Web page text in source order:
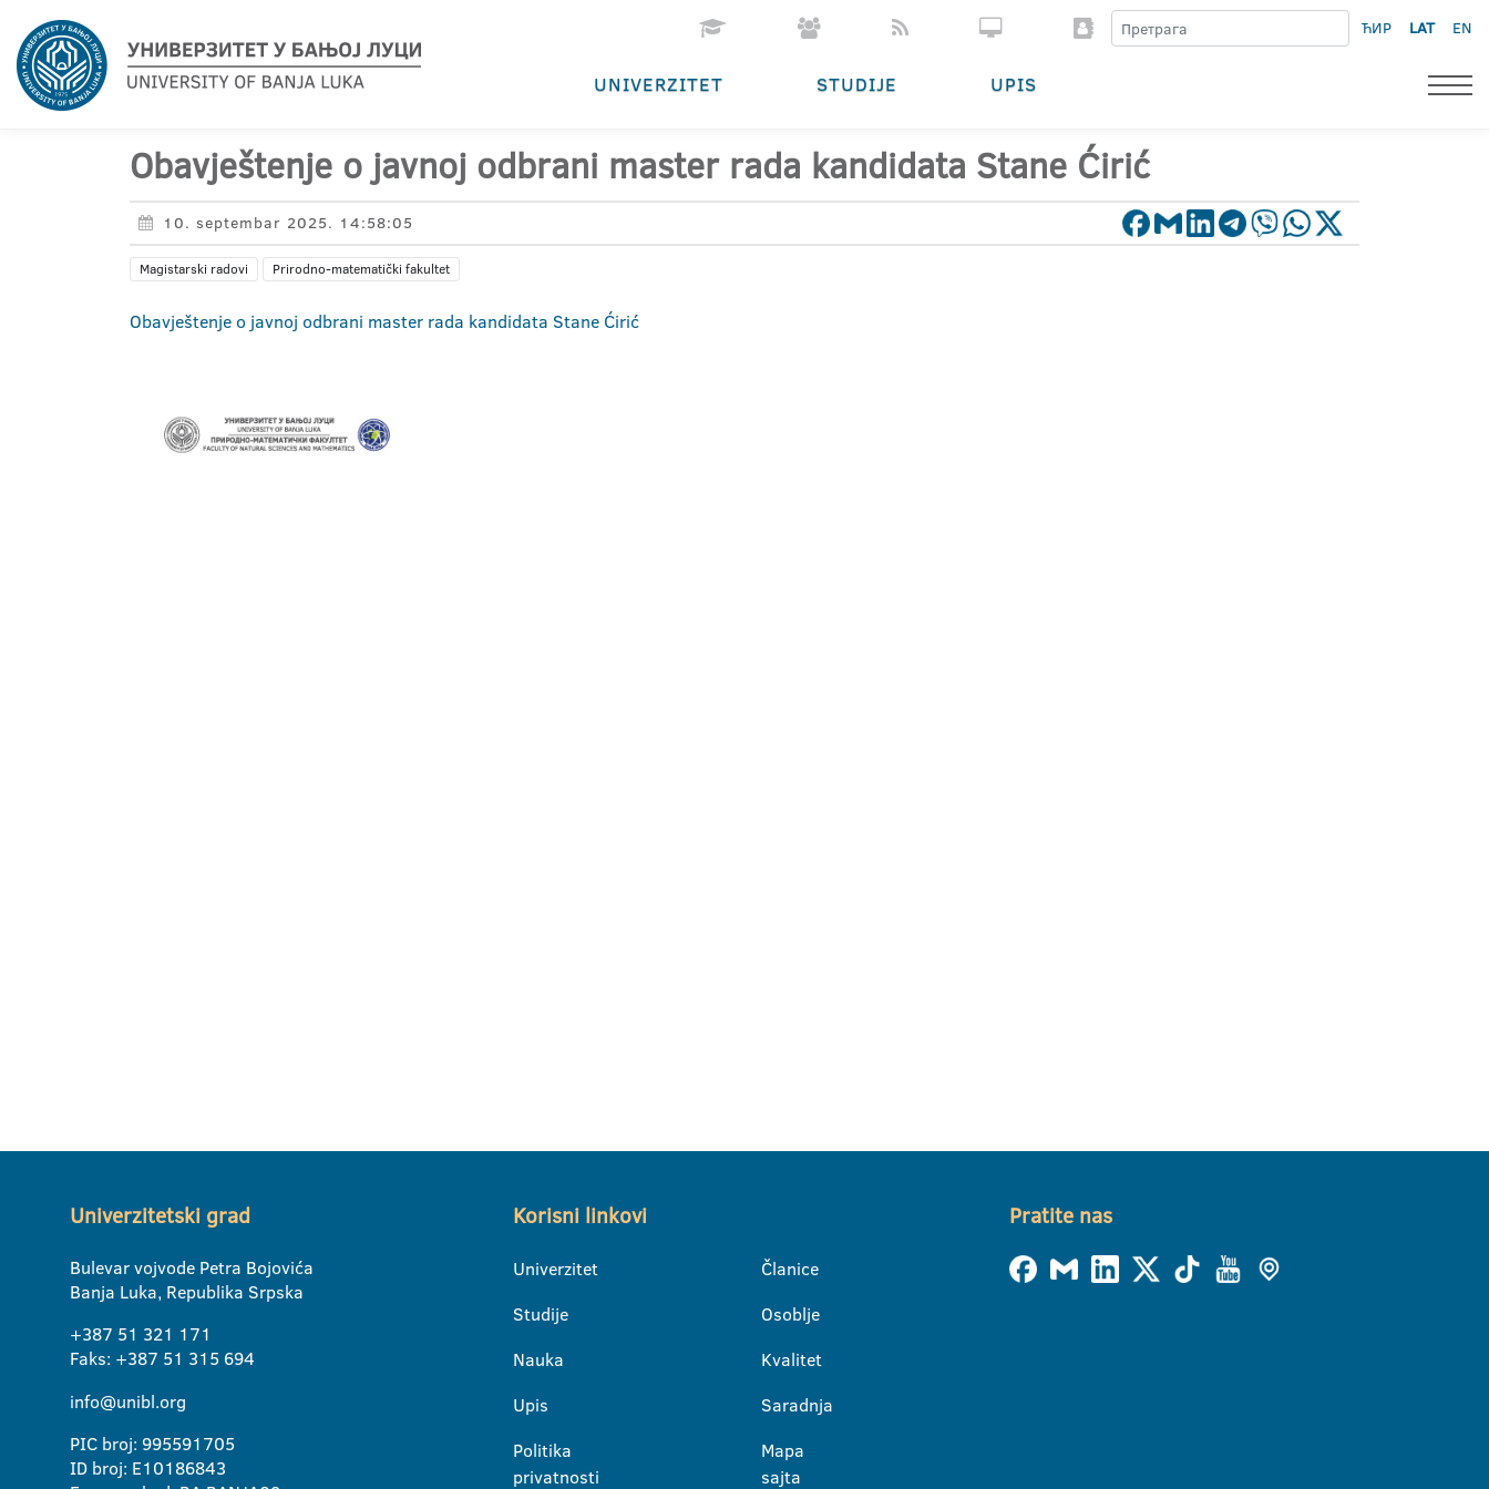
ЋИР LAT EN
UNIVERZITET STUDIJE UPIS
Obavještenje o javnoj odbrani master rada kandidata Stane Ćirić
10. septembar 2025. 14:58:05
Magistarski radovi Prirodno-matematički fakultet
Obavještenje o javnoj odbrani master rada kandidata Stane Ćirić
Univerzitetski grad
Bulevar vojvode Petra Bojovića
Banja Luka, Republika Srpska
+387 51 321 171
Faks: +387 51 315 694
info@unibl.org
PIC broj: 995591705
ID broj: E10186843
Korisni linkovi
Univerzitet
Studije
Nauka
Upis
Politika
privatnosti
Članice
Osoblje
Kvalitet
Saradnja
Mapa
sajta
Pratite nas